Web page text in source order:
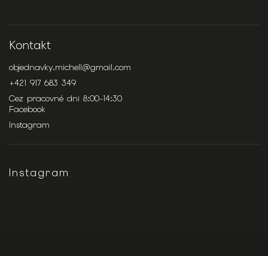
Kontakt
objednavky.michell@gmail.com
+421 917 683 349
Cez pracovné dni 8:00-14:30
Facebook
Instagram
Instagram